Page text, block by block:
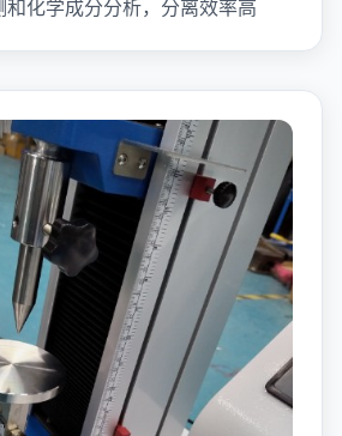
化学成分分析，分离效率高